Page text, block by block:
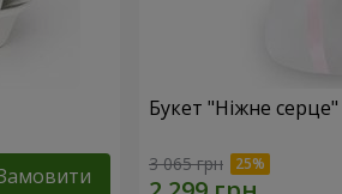
Букет "Ніжне серце"
3 065 грн